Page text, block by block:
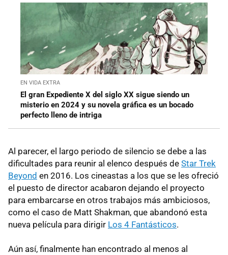
EN VIDA EXTRA
El gran Expediente X del siglo XX sigue siendo un
misterio en 2024 y su novela gráfica es un bocado
perfecto lleno de intriga
Al parecer, el largo periodo de silencio se debe a las
dificultades para reunir al elenco después de Star Trek
Beyond en 2016. Los cineastas a los que se les ofreció
el puesto de director acabaron dejando el proyecto
para embarcarse en otros trabajos más ambiciosos,
como el caso de Matt Shakman, que abandonó esta
nueva película para dirigir Los 4 Fantásticos.
Aún así, finalmente han encontrado al menos al